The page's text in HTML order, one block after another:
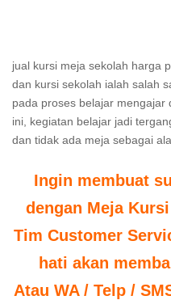
jual kursi meja sekolah harga
dan kursi sekolah ialah salah
pada proses belajar
ini, kegiatan belajar jadi
dan tidak ada meja sebagai
Ingin membuat
dengan Meja
Tim Customer
hati akan
Atau WA / Telp /